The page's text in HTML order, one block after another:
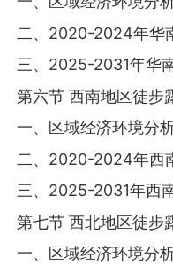
二、2020-2024年华
三、2025-2031年华
第六节 西南地区徒步
一、区域经济环境分
二、2020-2024年西
三、2025-2031年西
第七节 西北地区徒步
一、区域经济环境分